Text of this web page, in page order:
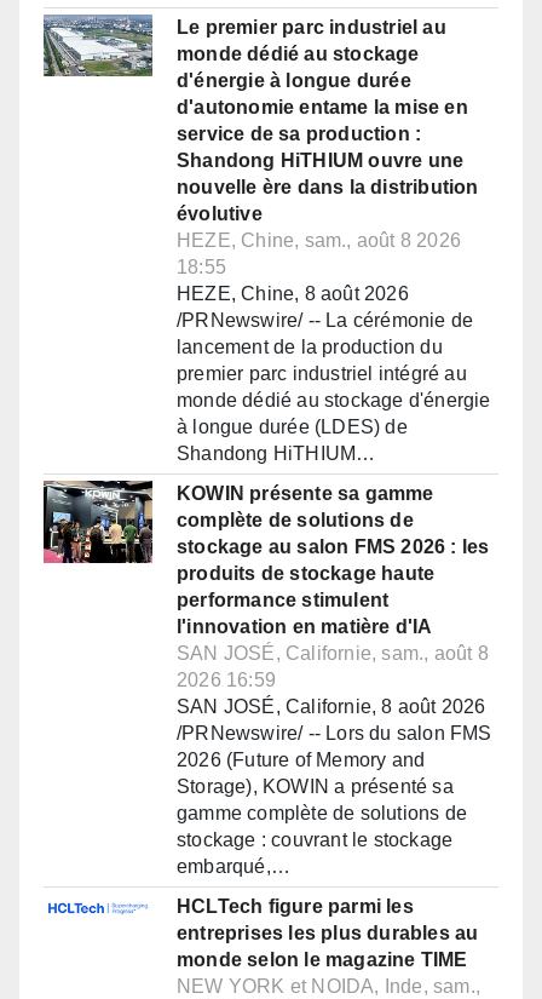
Le premier parc industriel au
monde dédié au stockage
d'énergie à longue durée
d'autonomie entame la mise en
service de sa production :
Shandong HiTHIUM ouvre une
nouvelle ère dans la distribution
évolutive
HEZE, Chine, sam., août 8 2026
18:55
HEZE, Chine, 8 août 2026
/PRNewswire/ -- La cérémonie de
lancement de la production du
premier parc industriel intégré au
monde dédié au stockage d'énergie
à longue durée (LDES) de
Shandong HiTHIUM…
KOWIN présente sa gamme
complète de solutions de
stockage au salon FMS 2026 : les
produits de stockage haute
performance stimulent
l'innovation en matière d'IA
SAN JOSÉ, Californie, sam., août 8
2026 16:59
SAN JOSÉ, Californie, 8 août 2026
/PRNewswire/ -- Lors du salon FMS
2026 (Future of Memory and
Storage), KOWIN a présenté sa
gamme complète de solutions de
stockage : couvrant le stockage
embarqué,…
HCLTech figure parmi les
entreprises les plus durables au
monde selon le magazine TIME
NEW YORK et NOIDA, Inde, sam.,